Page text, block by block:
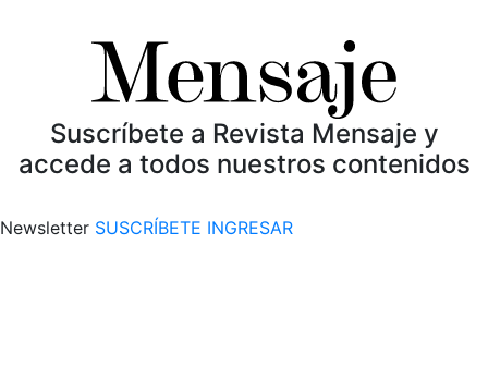
Suscríbete a Revista Mensaje y
accede a todos nuestros contenidos
Newsletter SUSCRÍBETE INGRESAR